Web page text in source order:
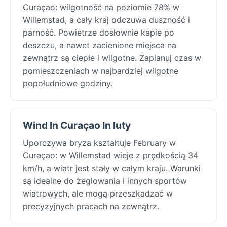
Curaçao: wilgotność na poziomie 78% w
Willemstad, a cały kraj odczuwa duszność i
parność. Powietrze dosłownie kapie po
deszczu, a nawet zacienione miejsca na
zewnątrz są ciepłe i wilgotne. Zaplanuj czas w
pomieszczeniach w najbardziej wilgotne
popołudniowe godziny.
Wind In Curaçao In luty
Uporczywa bryza kształtuje February w
Curaçao: w Willemstad wieje z prędkością 34
km/h, a wiatr jest stały w całym kraju. Warunki
są idealne do żeglowania i innych sportów
wiatrowych, ale mogą przeszkadzać w
precyzyjnych pracach na zewnątrz.